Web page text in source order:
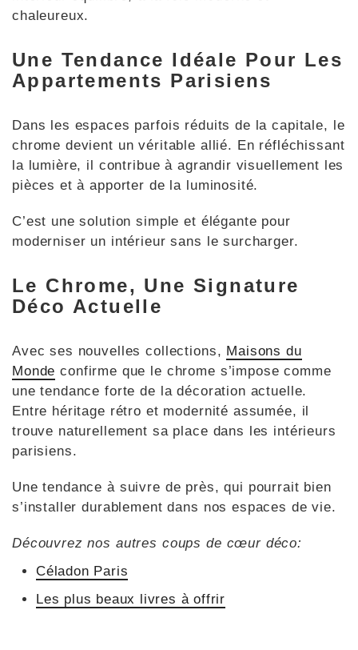
chaleureux.
Une Tendance Idéale Pour Les
Appartements Parisiens
Dans les espaces parfois réduits de la capitale, le
chrome devient un véritable allié. En réfléchissant
la lumière, il contribue à agrandir visuellement les
pièces et à apporter de la luminosité.
C’est une solution simple et élégante pour
moderniser un intérieur sans le surcharger.
Le Chrome, Une Signature
Déco Actuelle
Avec ses nouvelles collections, Maisons du
Monde confirme que le chrome s’impose comme
une tendance forte de la décoration actuelle.
Entre héritage rétro et modernité assumée, il
trouve naturellement sa place dans les intérieurs
parisiens.
Une tendance à suivre de près, qui pourrait bien
s’installer durablement dans nos espaces de vie.
Découvrez nos autres coups de cœur déco:
Céladon Paris
Les plus beaux livres à offrir